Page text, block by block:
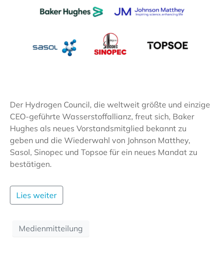
Der Hydrogen Council, die weltweit größte und einzige
CEO-geführte Wasserstoffallianz, freut sich, Baker
Hughes als neues Vorstandsmitglied bekannt zu
geben und die Wiederwahl von Johnson Matthey,
Sasol, Sinopec und Topsoe für ein neues Mandat zu
bestätigen.
Lies weiter
Medienmitteilung